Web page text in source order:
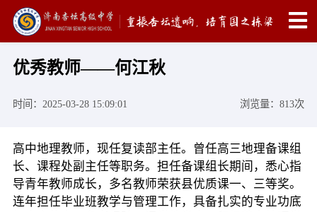
优秀教师——何江秋
时间：2025-03-28 15:09:01 浏览量：813次
高中地理教师，现任复读部主任。曾任高三地理备课组
长、课程处副主任等职务。担任备课组长期间，悉心指
导青年教师成长，多名教师荣获县优质课一、三等奖。
连年担任毕业班教学与管理工作，具备扎实的专业功底